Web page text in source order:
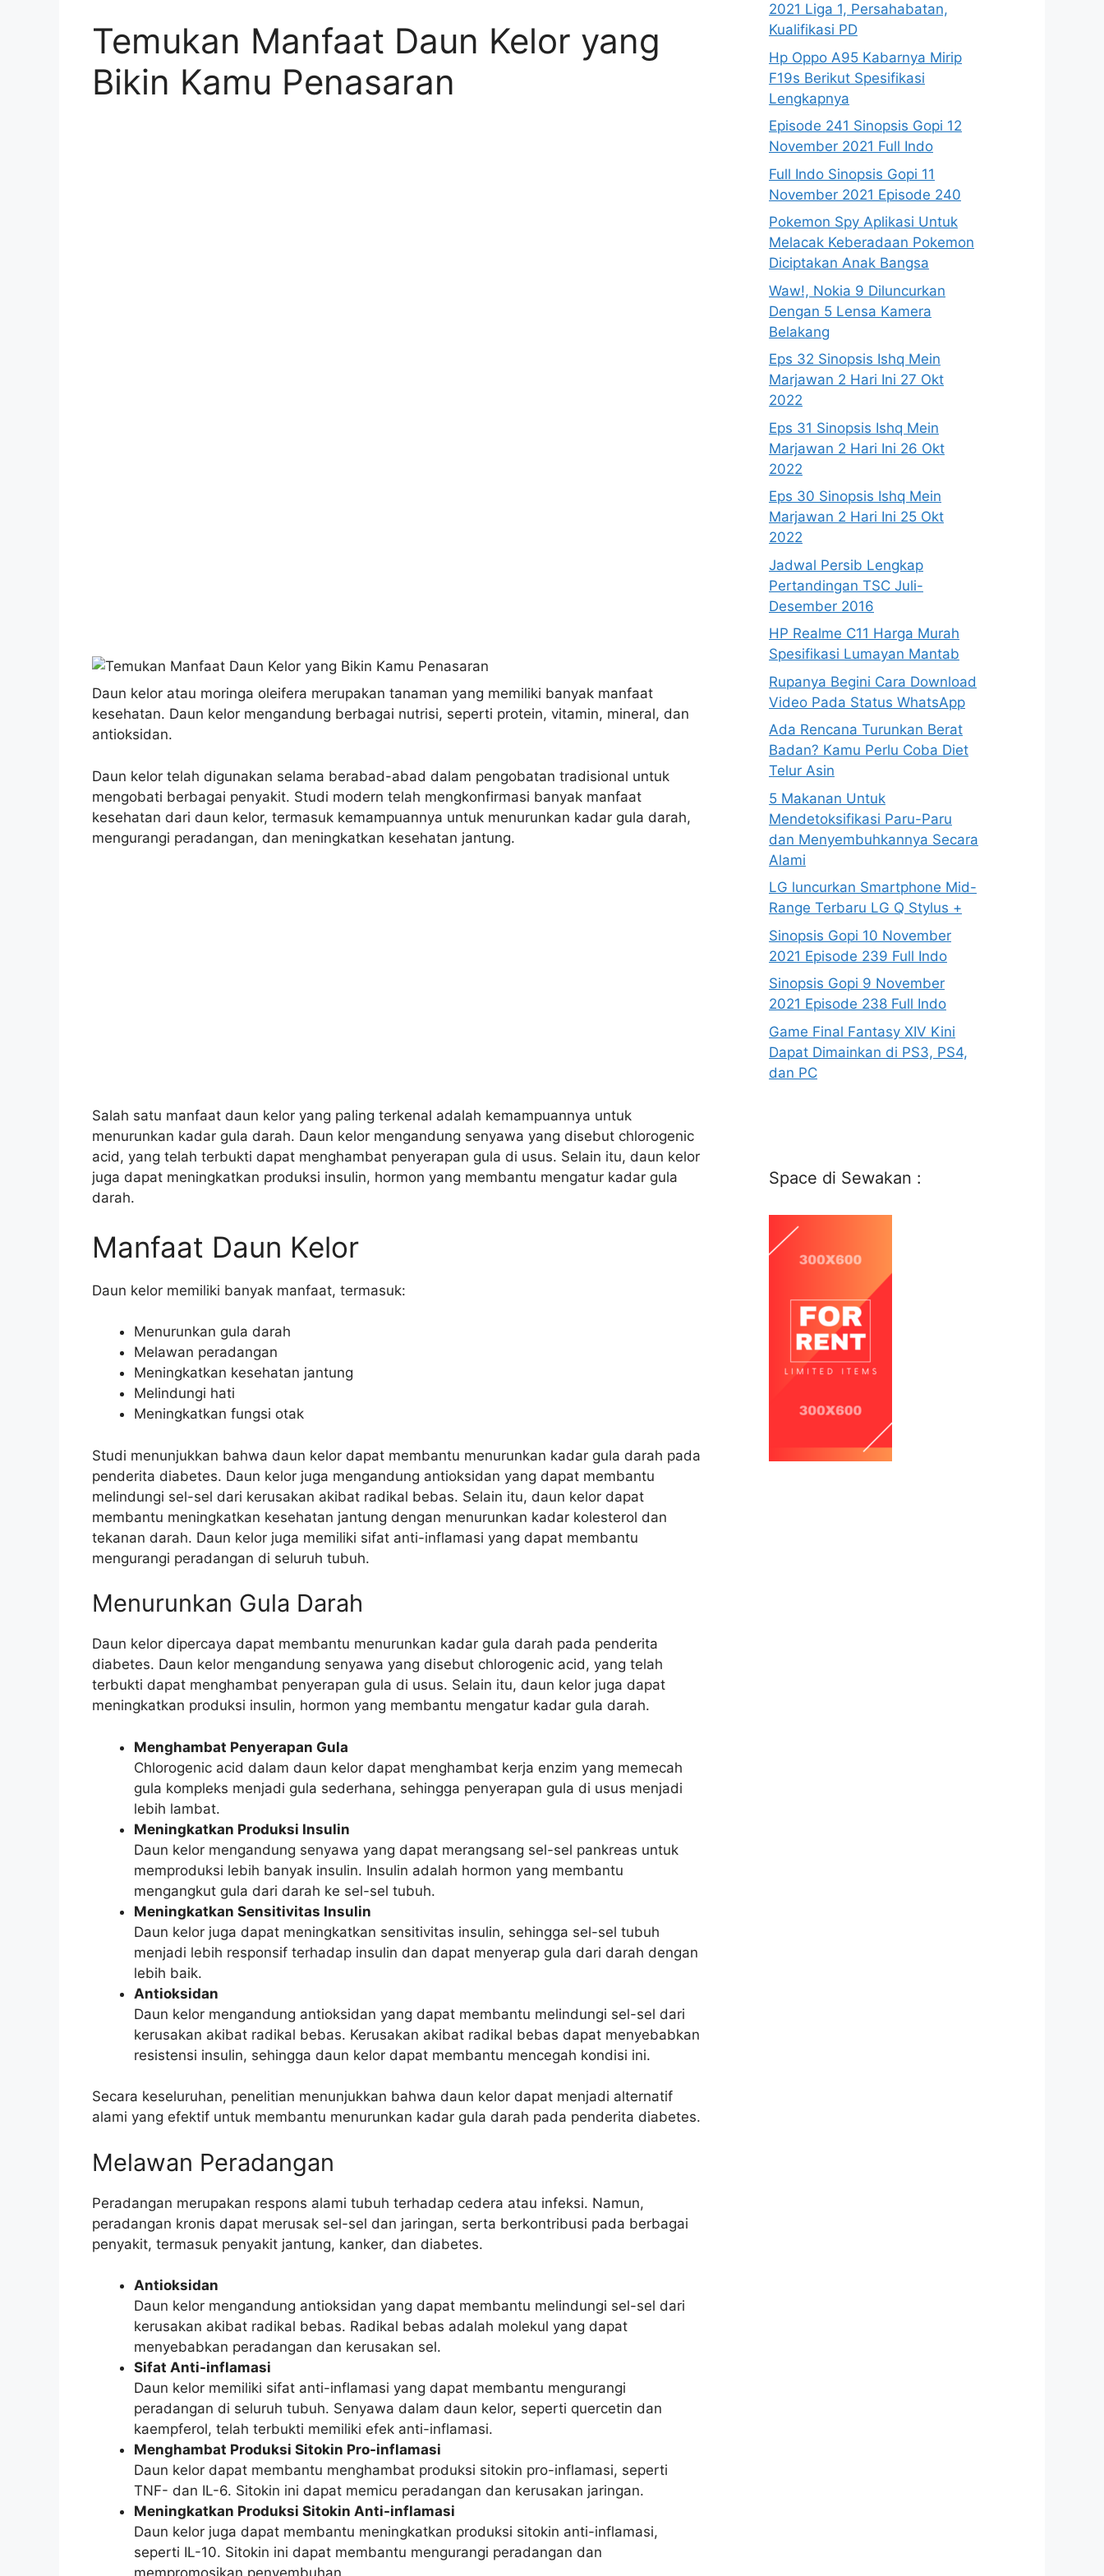
Temukan Manfaat Daun Kelor yang
Bikin Kamu Penasaran
Daun kelor atau moringa oleifera merupakan tanaman yang memiliki banyak manfaat
kesehatan. Daun kelor mengandung berbagai nutrisi, seperti protein, vitamin, mineral, dan
antioksidan.
Daun kelor telah digunakan selama berabad-abad dalam pengobatan tradisional untuk
mengobati berbagai penyakit. Studi modern telah mengkonfirmasi banyak manfaat
kesehatan dari daun kelor, termasuk kemampuannya untuk menurunkan kadar gula darah,
mengurangi peradangan, dan meningkatkan kesehatan jantung.
Salah satu manfaat daun kelor yang paling terkenal adalah kemampuannya untuk
menurunkan kadar gula darah. Daun kelor mengandung senyawa yang disebut chlorogenic
acid, yang telah terbukti dapat menghambat penyerapan gula di usus. Selain itu, daun kelor
juga dapat meningkatkan produksi insulin, hormon yang membantu mengatur kadar gula
darah.
Manfaat Daun Kelor
Daun kelor memiliki banyak manfaat, termasuk:
Menurunkan gula darah
Melawan peradangan
Meningkatkan kesehatan jantung
Melindungi hati
Meningkatkan fungsi otak
Studi menunjukkan bahwa daun kelor dapat membantu menurunkan kadar gula darah pada
penderita diabetes. Daun kelor juga mengandung antioksidan yang dapat membantu
melindungi sel-sel dari kerusakan akibat radikal bebas. Selain itu, daun kelor dapat
membantu meningkatkan kesehatan jantung dengan menurunkan kadar kolesterol dan
tekanan darah. Daun kelor juga memiliki sifat anti-inflamasi yang dapat membantu
mengurangi peradangan di seluruh tubuh.
Menurunkan Gula Darah
Daun kelor dipercaya dapat membantu menurunkan kadar gula darah pada penderita
diabetes. Daun kelor mengandung senyawa yang disebut chlorogenic acid, yang telah
terbukti dapat menghambat penyerapan gula di usus. Selain itu, daun kelor juga dapat
meningkatkan produksi insulin, hormon yang membantu mengatur kadar gula darah.
Menghambat Penyerapan Gula
Chlorogenic acid dalam daun kelor dapat menghambat kerja enzim yang memecah
gula kompleks menjadi gula sederhana, sehingga penyerapan gula di usus menjadi
lebih lambat.
Meningkatkan Produksi Insulin
Daun kelor mengandung senyawa yang dapat merangsang sel-sel pankreas untuk
memproduksi lebih banyak insulin. Insulin adalah hormon yang membantu
mengangkut gula dari darah ke sel-sel tubuh.
Meningkatkan Sensitivitas Insulin
Daun kelor juga dapat meningkatkan sensitivitas insulin, sehingga sel-sel tubuh
menjadi lebih responsif terhadap insulin dan dapat menyerap gula dari darah dengan
lebih baik.
Antioksidan
Daun kelor mengandung antioksidan yang dapat membantu melindungi sel-sel dari
kerusakan akibat radikal bebas. Kerusakan akibat radikal bebas dapat menyebabkan
resistensi insulin, sehingga daun kelor dapat membantu mencegah kondisi ini.
Secara keseluruhan, penelitian menunjukkan bahwa daun kelor dapat menjadi alternatif
alami yang efektif untuk membantu menurunkan kadar gula darah pada penderita diabetes.
Melawan Peradangan
Peradangan merupakan respons alami tubuh terhadap cedera atau infeksi. Namun,
peradangan kronis dapat merusak sel-sel dan jaringan, serta berkontribusi pada berbagai
penyakit, termasuk penyakit jantung, kanker, dan diabetes.
Antioksidan
Daun kelor mengandung antioksidan yang dapat membantu melindungi sel-sel dari
kerusakan akibat radikal bebas. Radikal bebas adalah molekul yang dapat
menyebabkan peradangan dan kerusakan sel.
Sifat Anti-inflamasi
Daun kelor memiliki sifat anti-inflamasi yang dapat membantu mengurangi
peradangan di seluruh tubuh. Senyawa dalam daun kelor, seperti quercetin dan
kaempferol, telah terbukti memiliki efek anti-inflamasi.
Menghambat Produksi Sitokin Pro-inflamasi
Daun kelor dapat membantu menghambat produksi sitokin pro-inflamasi, seperti
TNF- dan IL-6. Sitokin ini dapat memicu peradangan dan kerusakan jaringan.
Meningkatkan Produksi Sitokin Anti-inflamasi
Daun kelor juga dapat membantu meningkatkan produksi sitokin anti-inflamasi,
seperti IL-10. Sitokin ini dapat membantu mengurangi peradangan dan
mempromosikan penyembuhan.
2021 Liga 1, Persahabatan,
Kualifikasi PD
Hp Oppo A95 Kabarnya Mirip
F19s Berikut Spesifikasi
Lengkapnya
Episode 241 Sinopsis Gopi 12
November 2021 Full Indo
Full Indo Sinopsis Gopi 11
November 2021 Episode 240
Pokemon Spy Aplikasi Untuk
Melacak Keberadaan Pokemon
Diciptakan Anak Bangsa
Waw!, Nokia 9 Diluncurkan
Dengan 5 Lensa Kamera
Belakang
Eps 32 Sinopsis Ishq Mein
Marjawan 2 Hari Ini 27 Okt
2022
Eps 31 Sinopsis Ishq Mein
Marjawan 2 Hari Ini 26 Okt
2022
Eps 30 Sinopsis Ishq Mein
Marjawan 2 Hari Ini 25 Okt
2022
Jadwal Persib Lengkap
Pertandingan TSC Juli-
Desember 2016
HP Realme C11 Harga Murah
Spesifikasi Lumayan Mantab
Rupanya Begini Cara Download
Video Pada Status WhatsApp
Ada Rencana Turunkan Berat
Badan? Kamu Perlu Coba Diet
Telur Asin
5 Makanan Untuk
Mendetoksifikasi Paru-Paru
dan Menyembuhkannya Secara
Alami
LG luncurkan Smartphone Mid-
Range Terbaru LG Q Stylus +
Sinopsis Gopi 10 November
2021 Episode 239 Full Indo
Sinopsis Gopi 9 November
2021 Episode 238 Full Indo
Game Final Fantasy XIV Kini
Dapat Dimainkan di PS3, PS4,
dan PC
Space di Sewakan :